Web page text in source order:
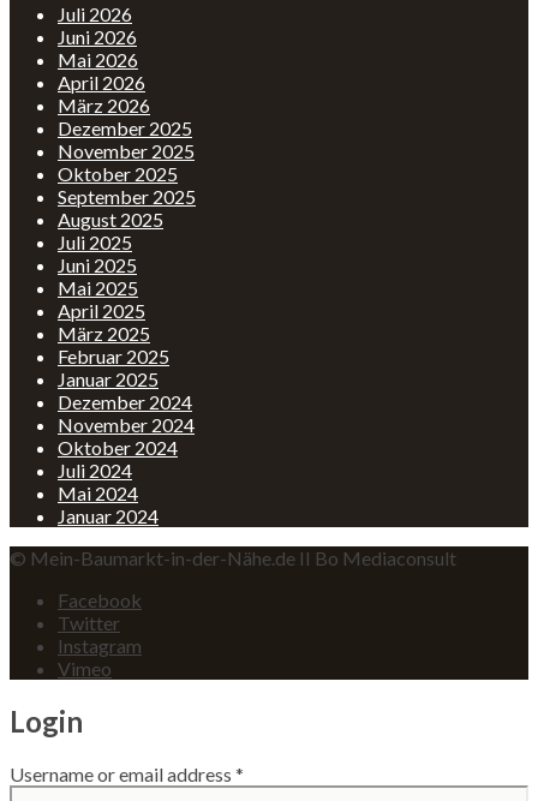
Juli 2026
Juni 2026
Mai 2026
April 2026
März 2026
Dezember 2025
November 2025
Oktober 2025
September 2025
August 2025
Juli 2025
Juni 2025
Mai 2025
April 2025
März 2025
Februar 2025
Januar 2025
Dezember 2024
November 2024
Oktober 2024
Juli 2024
Mai 2024
Januar 2024
© Mein-Baumarkt-in-der-Nähe.de II Bo Mediaconsult
Facebook
Twitter
Instagram
Vimeo
Login
Username or email address *